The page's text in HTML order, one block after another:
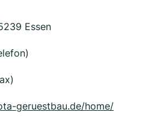
Essen
geruestbau.de/home/